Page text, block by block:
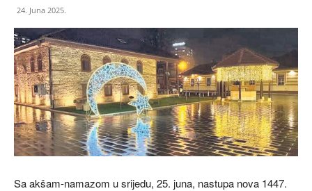
24. Juna 2025.
Sa akšam-namazom u srijedu, 25. juna, nastupa nova 1447.